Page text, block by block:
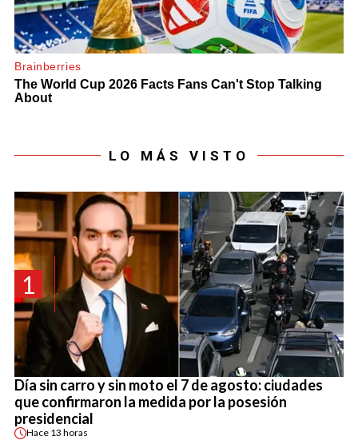
LO MÁS VISTO
1
Día sin carro y sin moto el 7 de agosto: ciudades
que confirmaron la medida por la posesión
presidencial
Hace 13 horas